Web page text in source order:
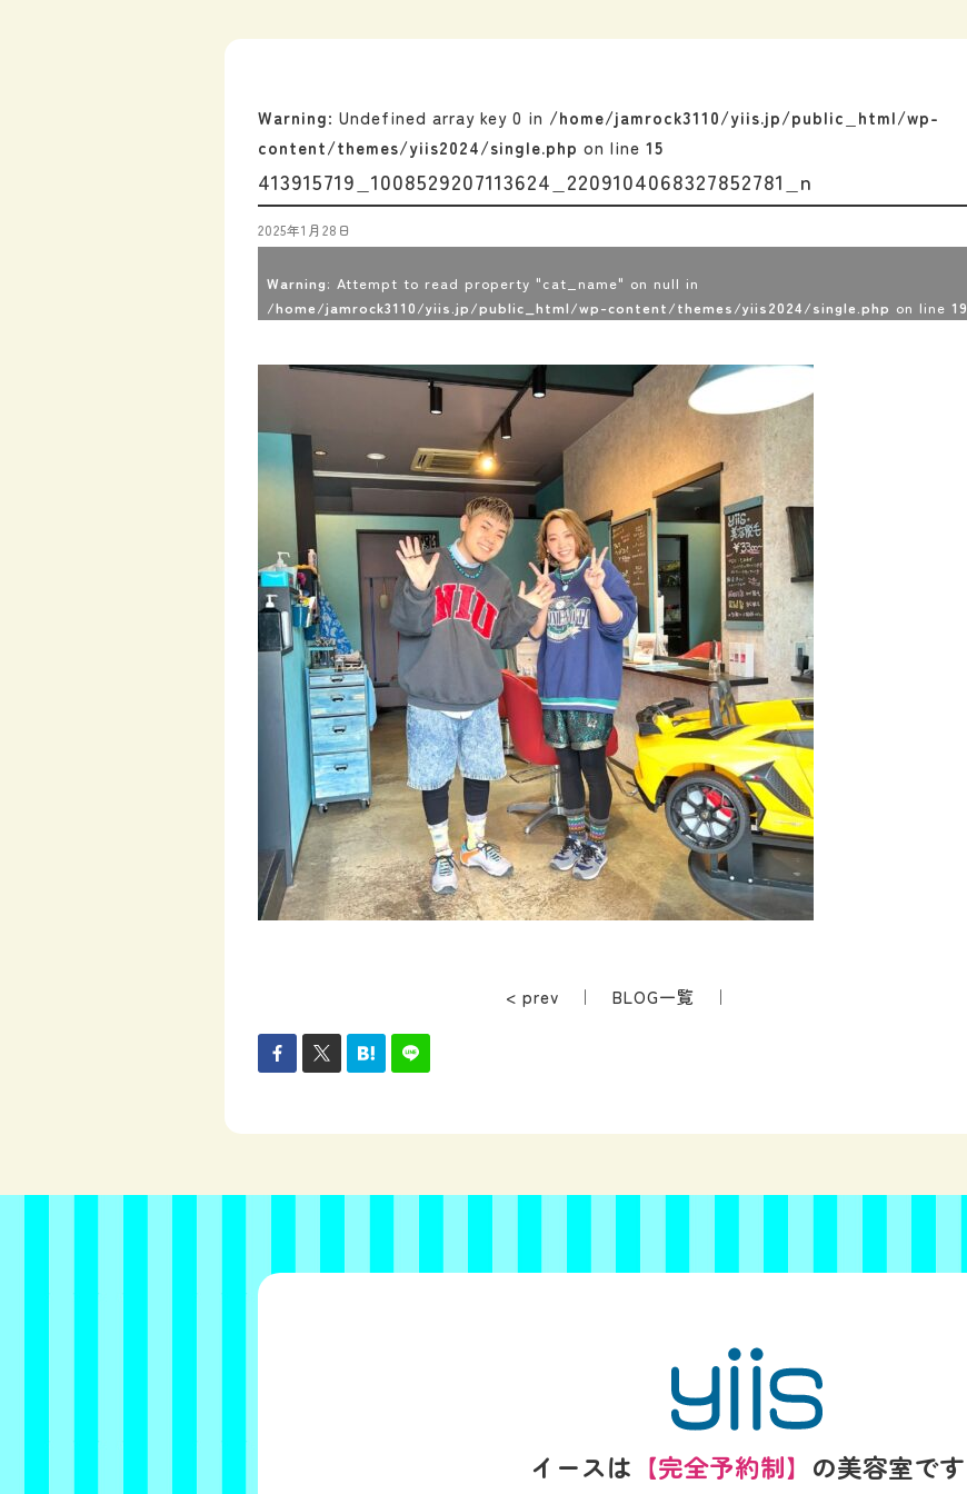
Warning: Undefined array key 0 in /home/jamrock3110/yiis.jp/public_html/wp-
content/themes/yiis2024/single.php on line 15
413915719_1008529207113624_2209104068327852781_n
2025年1月28日
Warning: Attempt to read property "cat_name" on null in
/home/jamrock3110/yiis.jp/public_html/wp-content/themes/yiis2024/single.php on line 19
< prev ｜BLOG一覧 ｜
イースは 【完全予約制】 の美容室です